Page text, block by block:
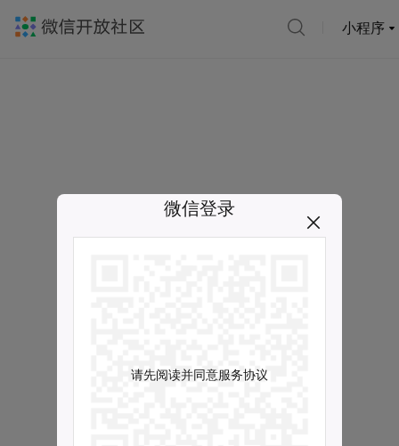
小程序
微信登录
请先阅读并同意服务协议